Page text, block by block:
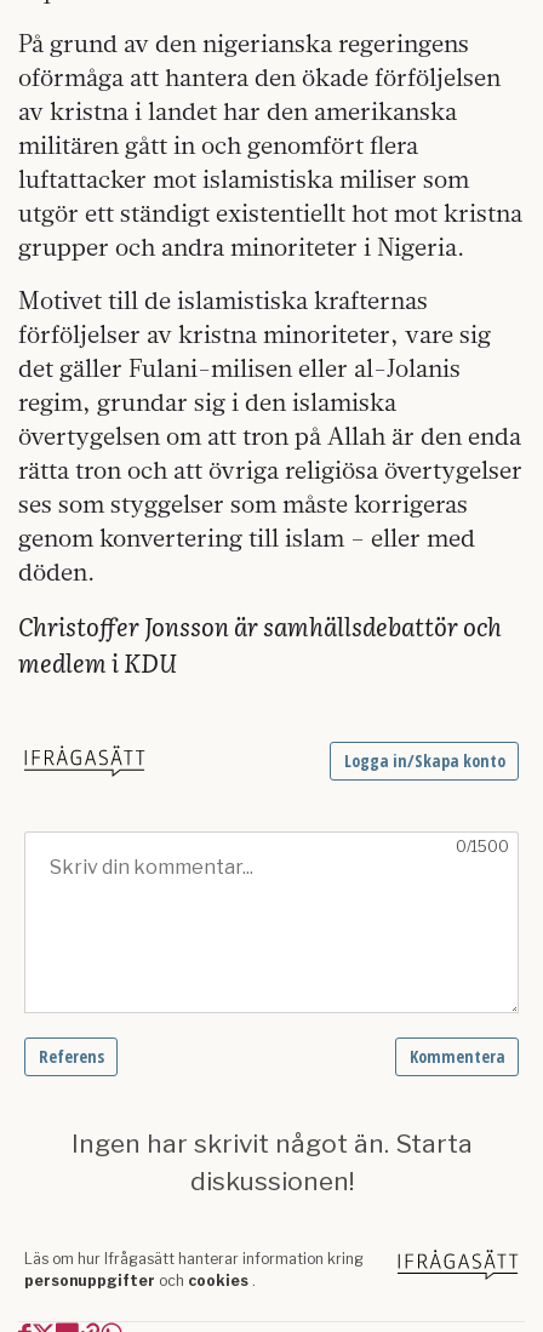
På grund av den nigerianska regeringens
oförmåga att hantera den ökade förföljelsen
av kristna i landet har den amerikanska
militären gått in och genomfört flera
luftattacker mot islamistiska miliser som
utgör ett ständigt existentiellt hot mot kristna
grupper och andra minoriteter i Nigeria.
Motivet till de islamistiska krafternas
förföljelser av kristna minoriteter, vare sig
det gäller Fulani-milisen eller al-Jolanis
regim, grundar sig i den islamiska
övertygelsen om att tron på Allah är den enda
rätta tron och att övriga religiösa övertygelser
ses som styggelser som måste korrigeras
genom konvertering till islam – eller med
döden.
Christoffer Jonsson är samhällsdebattör och
medlem i KDU